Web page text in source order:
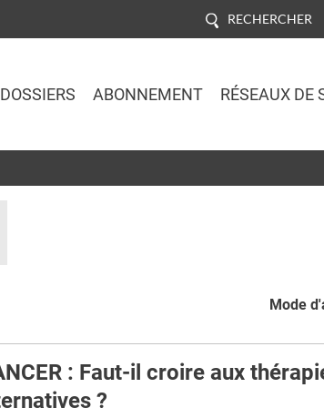
RECHERCHER
DOSSIERS ABONNEMENT RÉSEAUX DE
Mode
: Faut-il croire aux
?